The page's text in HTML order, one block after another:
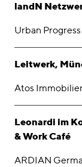
landN
Urban
Leitwerk,
Atos
Leonardi im
& Work Café
ARDIAN